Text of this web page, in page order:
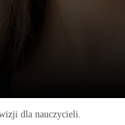
dla nauczycieli.